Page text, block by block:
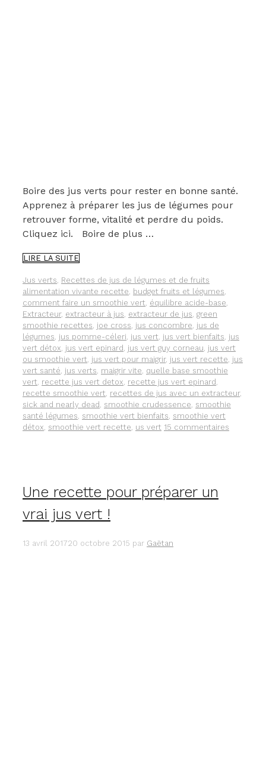
Boire des jus verts pour rester en bonne santé.
Apprenez à préparer les jus de légumes pour
retrouver forme, vitalité et perdre du poids.
Cliquez ici. Boire de plus …
LIRE LA SUITEBOIRE
JUS
VERTS
POUR
RESTER
EN
BONNE
SANTÉ
Catégories
Jus verts, Recettes de jus de légumes et de fruits
alimentation vivante recette, budget fruits et légumes,
comment faire un smoothie vert, équilibre acide-base,
Extracteur, extracteur à jus, extracteur de jus, green
smoothie recettes, joe cross, jus concombre, jus de
légumes, jus pomme-céleri, jus vert, jus vert bienfaits, jus
vert détox, jus vert epinard , jus vert guy corneau, jus vert
ou smoothie vert, jus vert pour maigrir, jus vert recette, jus
vert santé, jus verts, maigrir vite, quelle base smoothie
vert, recette jus vert detox, recette jus vert epinard ,
recette smoothie vert, recettes de jus avec un extracteur,
sick and nearly dead , smoothie crudessence, smoothie
santé légumes, smoothie vert bienfaits, smoothie vert
détox, smoothie vert recette, us vert 15 commentaires
Une recette pour préparer un
vrai jus vert !
13 avril 201720 octobre 2015 par Gaëtan